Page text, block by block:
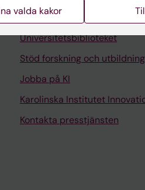
Kontakta och besök KI
Universitetsbiblioteket
Stöd forskning och utbildning
Jobba på KI
Karolinska Institutet
Kontakta presstjänsten
valda kakor